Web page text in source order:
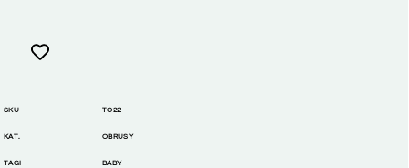
SKU TO22
KAT. OBRUSY
TAGI
BABY